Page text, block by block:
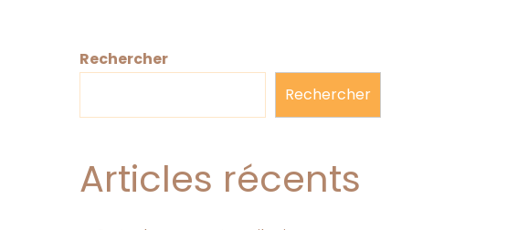
Rechercher
Rechercher
Articles récents